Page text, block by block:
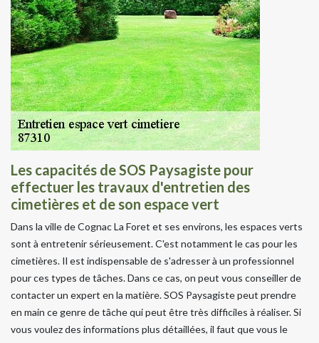
Les capacités de SOS Paysagiste pour
effectuer les travaux d'entretien des
cimetières et de son espace vert
Dans la ville de Cognac La Foret et ses environs, les espaces verts
sont à entretenir sérieusement. C'est notamment le cas pour les
cimetières. Il est indispensable de s'adresser à un professionnel
pour ces types de tâches. Dans ce cas, on peut vous conseiller de
contacter un expert en la matière. SOS Paysagiste peut prendre
en main ce genre de tâche qui peut être très difficiles à réaliser. Si
vous voulez des informations plus détaillées, il faut que vous le